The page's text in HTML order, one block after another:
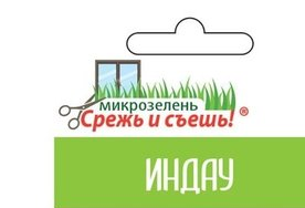
Обратный звонок Заказать обратный
Каталог